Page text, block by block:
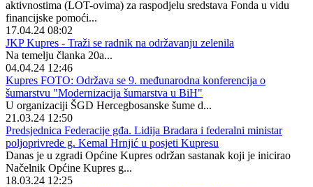
aktivnostima (LOT-ovima) za raspodjelu sredstava Fonda u vidu
financijske pomoći...
17.04.24 08:02
JKP Kupres - Traži se radnik na održavanju zelenila
Na temelju članka 20a...
04.04.24 12:46
Kupres FOTO: Održava se 9. međunarodna konferencija o
šumarstvu "Modernizacija šumarstva u BiH"
U organizaciji ŠGD Hercegbosanske šume d...
21.03.24 12:50
Predsjednica Federacije gđa. Lidija Bradara i federalni ministar
poljoprivrede g. Kemal Hrnjić u posjeti Kupresu
Danas je u zgradi Općine Kupres održan sastanak koji je inicirao
Načelnik Općine Kupres g...
18.03.24 12:25